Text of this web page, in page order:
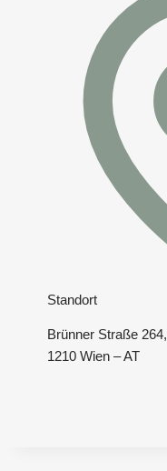
Standort
Brünner Straße 264,
1210 Wien – AT